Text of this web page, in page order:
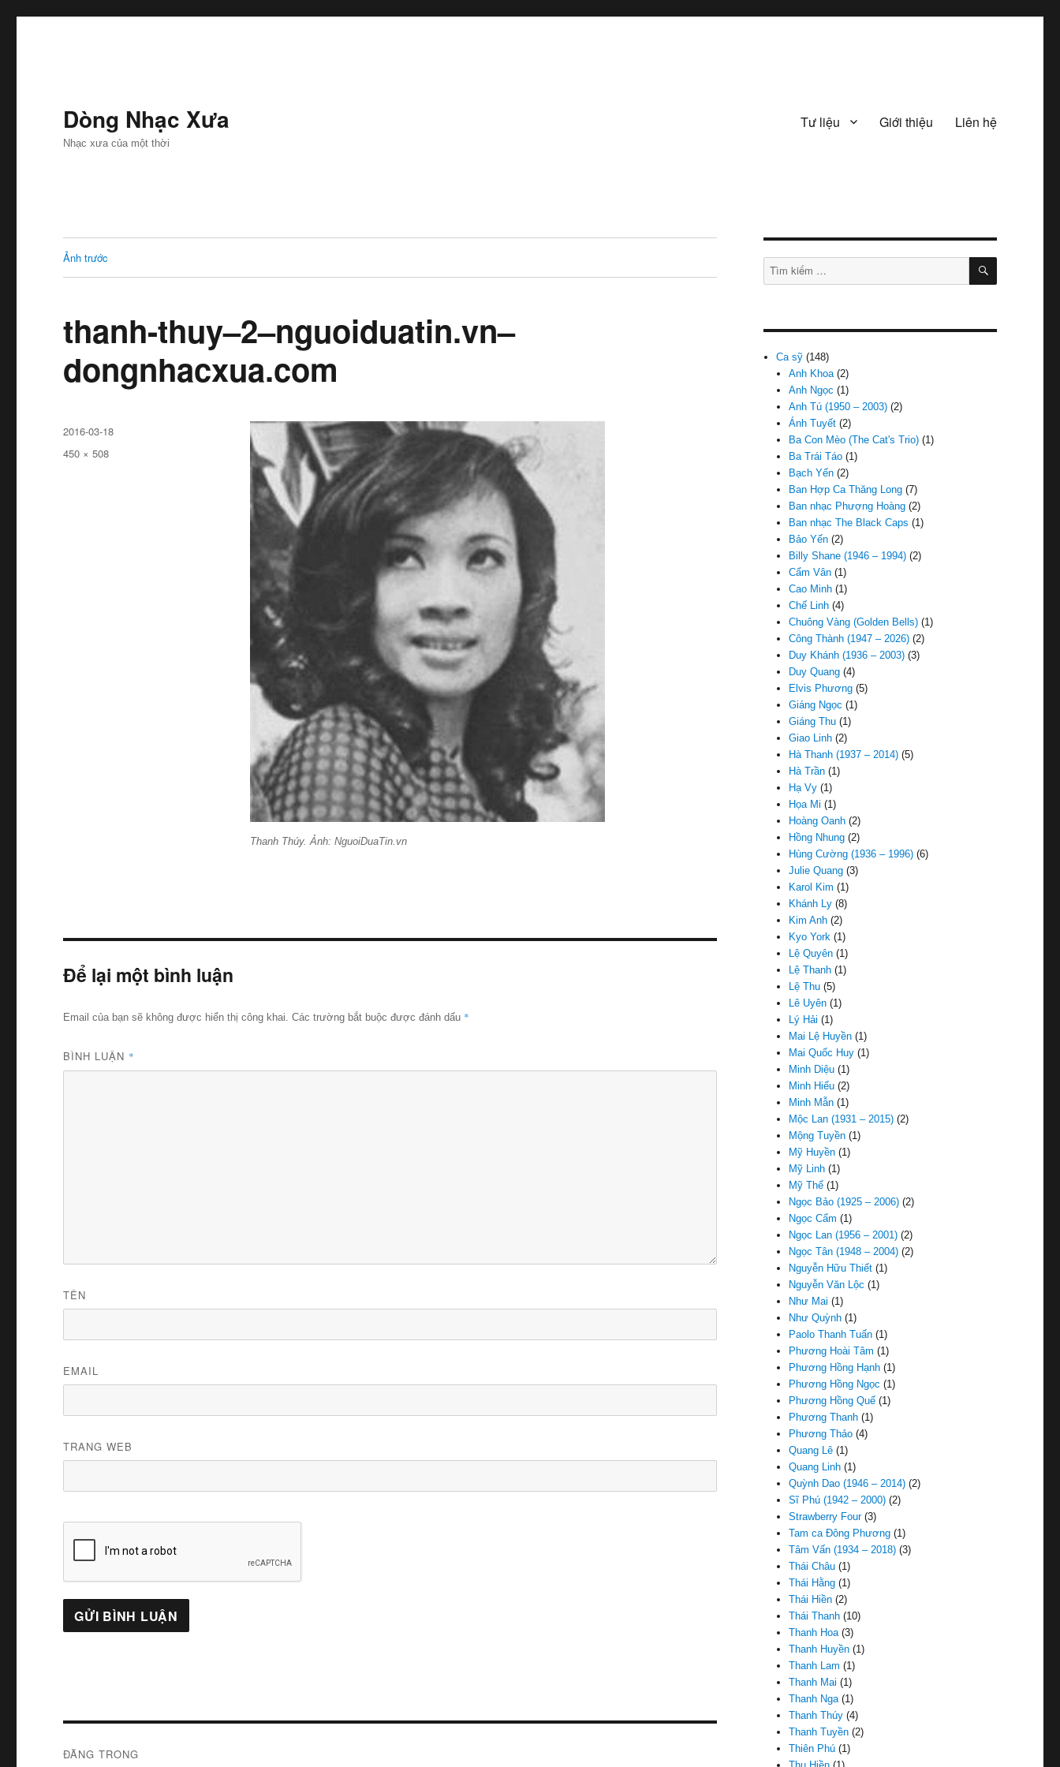
Dòng Nhạc Xưa
Nhạc xưa của một thời
Tư liệu Giới thiệu Liên hệ
Ảnh trước
thanh-thuy–2–nguoiduatin.vn–
dongnhacxua.com
Thanh Thúy. Ảnh: NguoiDuaTin.vn
Đăng
ngày
2016-03-18
Kích
450 × 508
Để lại một bình luận
Email của bạn sẽ không được hiển thị công khai. Các trường bắt buộc được đánh dấu *
BÌNH LUẬN *
TÊN
EMAIL
TRANG WEB
ĐĂNG TRONG
Tìm
kiếm:
TÌM
Ca sỹ (148)
Anh Khoa(2)
Anh Ngọc (1)
Anh Tú (1950 – 2003) (2)
Ánh Tuyết (2)
Ba Con Mèo (The Cat's Trio) (1)
Ba Trái Táo (1)
Bạch Yến (2)
Ban Hợp Ca Thăng Long (7)
Ban nhạc Phượng Hoàng (2)
Ban nhạc The Black Caps (1)
Bảo Yến (2)
Billy Shane (1946 – 1994) (2)
Cẩm Vân (1)
Cao Minh (1)
Chế Linh (4)
Chuông Vàng (Golden Bells) (1)
Công Thành (1947 – 2026) (2)
Duy Khánh (1936 – 2003) (3)
Duy Quang (4)
Elvis Phương (5)
Giáng Ngọc (1)
Giáng Thu (1)
Giao Linh (2)
Hà Thanh (1937 – 2014) (5)
Hà Trần (1)
Hạ Vy (1)
Họa Mi (1)
Hoàng Oanh (2)
Hồng Nhung (2)
Hùng Cường (1936 – 1996) (6)
Julie Quang (3)
Karol Kim (1)
Khánh Ly (8)
Kim Anh (2)
Kyo York (1)
Lệ Quyên (1)
Lệ Thanh (1)
Lệ Thu (5)
Lê Uyên (1)
Lý Hải (1)
Mai Lệ Huyền (1)
Mai Quốc Huy (1)
Minh Diệu (1)
Minh Hiếu (2)
Minh Mẫn (1)
Mộc Lan (1931 – 2015) (2)
Mộng Tuyền (1)
Mỹ Huyền (1)
Mỹ Linh (1)
Mỹ Thể (1)
Ngọc Bảo (1925 – 2006) (2)
Ngọc Cẩm (1)
Ngọc Lan (1956 – 2001) (2)
Ngọc Tân (1948 – 2004) (2)
Nguyễn Hữu Thiết (1)
Nguyễn Văn Lộc (1)
Như Mai (1)
Như Quỳnh (1)
Paolo Thanh Tuấn (1)
Phương Hoài Tâm (1)
Phương Hồng Hạnh (1)
Phương Hồng Ngọc (1)
Phương Hồng Quế (1)
Phương Thanh (1)
Phương Thảo (4)
Quang Lê (1)
Quang Linh (1)
Quỳnh Dao (1946 – 2014) (2)
Sĩ Phú (1942 – 2000) (2)
Strawberry Four(3)
Tam ca Đông Phương (1)
Tâm Vấn (1934 – 2018) (3)
Thái Châu (1)
Thái Hằng (1)
Thái Hiền (2)
Thái Thanh (10)
Thanh Hoa(3)
Thanh Huyền (1)
Thanh Lam (1)
Thanh Mai (1)
Thanh Nga(1)
Thanh Thúy (4)
Thanh Tuyền (2)
Thiên Phú (1)